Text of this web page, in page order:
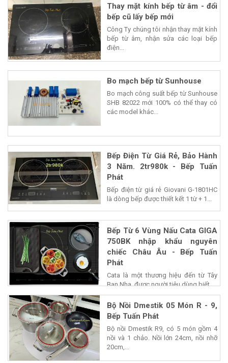
Thay mặt kính bếp từ âm - đổi
bếp cũ lấy bếp mới
Công Ty chúng tôi nhận thay mặt kính
bếp từ âm, nhận sửa các loại bếp
điện...
Bo mạch bếp từ Sunhouse
Bo mạch công suất bếp từ Sunhouse
SHB 82022 mới 100% có thể thay có
các model khác...
Bếp Điện Từ Giá Rẻ, Bảo Hành
3 Năm. 2tr980k - Bếp Tuấn
Phát
Bếp điện từ giá rẻ Giovani G-1801HC
là dòng bếp được thiết kết 1 từ + 1...
Bếp Từ 6 Vùng Nấu Cata GIGA
750BK nhập khẩu nguyên
chiếc Châu Âu - Bếp Tuấn
Phát
Cata là một thương hiệu đến từ Tây
Ban Nha, được người tiêu dùng biết...
Bộ Nồi Dmestik 05 Món R - 9,
Bếp Tuấn Phát
Bộ nồi Dmestik R9, có 5 món gồm 4
nồi và 1 chảo. Nồi lớn 24cm, nồi nhỡ
20cm,...